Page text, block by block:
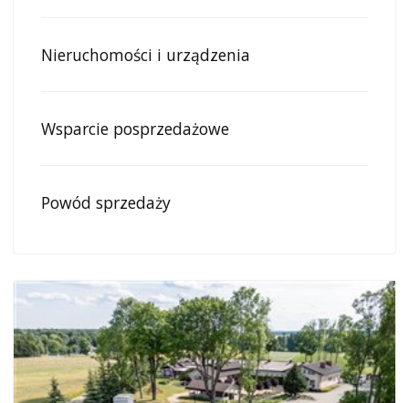
Nieruchomości i urządzenia
Wsparcie posprzedażowe
Powód sprzedaży